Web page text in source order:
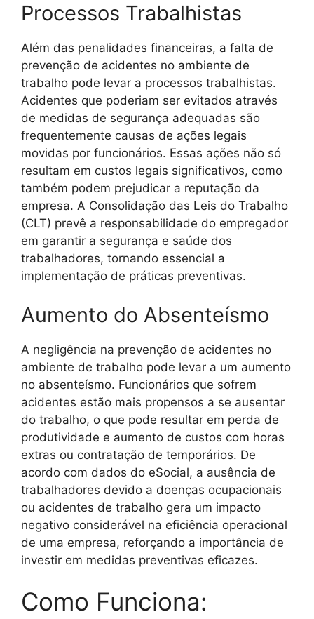
Processos Trabalhistas
Além das penalidades financeiras, a falta de
prevenção de acidentes no ambiente de
trabalho pode levar a processos trabalhistas.
Acidentes que poderiam ser evitados através
de medidas de segurança adequadas são
frequentemente causas de ações legais
movidas por funcionários. Essas ações não só
resultam em custos legais significativos, como
também podem prejudicar a reputação da
empresa. A Consolidação das Leis do Trabalho
(CLT) prevê a responsabilidade do empregador
em garantir a segurança e saúde dos
trabalhadores, tornando essencial a
implementação de práticas preventivas.
Aumento do Absenteísmo
A negligência na prevenção de acidentes no
ambiente de trabalho pode levar a um aumento
no absenteísmo. Funcionários que sofrem
acidentes estão mais propensos a se ausentar
do trabalho, o que pode resultar em perda de
produtividade e aumento de custos com horas
extras ou contratação de temporários. De
acordo com dados do eSocial, a ausência de
trabalhadores devido a doenças ocupacionais
ou acidentes de trabalho gera um impacto
negativo considerável na eficiência operacional
de uma empresa, reforçando a importância de
investir em medidas preventivas eficazes.
Como Funciona: